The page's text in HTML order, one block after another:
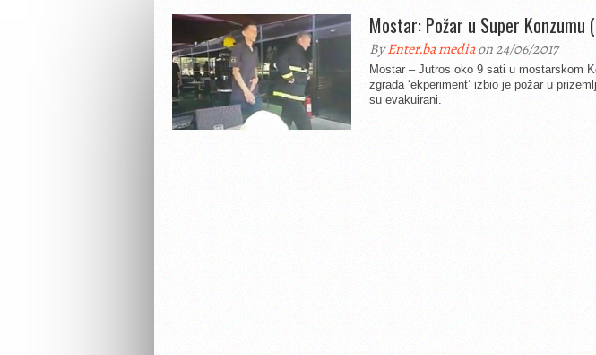
Mostar: Požar u Super
ByEnter.ba mediaon 24/06/2017
Mostar – Jutros oko 9 sati u mostarskom
zgrada ‘ekperiment’ izbio je požar u
su evakuirani.